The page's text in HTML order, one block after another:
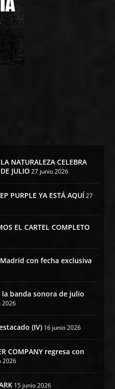
NATURALEZA CELEBRA
JULIO 27 junio 2026
PURPLE YA ESTÁ AQUÍ27
EL CARTEL COMPLETO
con fecha exclusiva
la banda sonora de julio
2026
(IV) 16 junio 2026
COMPANY regresa con
2026
15 junio 2026